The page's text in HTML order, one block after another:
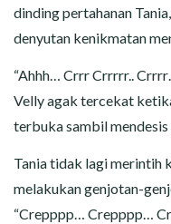
dinding pertahanan
denyutan kenikmatan
“Ahhh… Crrr Crrrrr..
Velly agak tercekat
terbuka sambil
Tania tidak lagi merintih
melakukan genjotan-
“Crepppp… Crepppp…